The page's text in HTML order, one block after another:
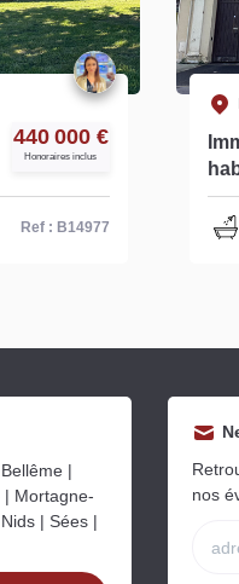
440 000 €
Honoraires inclus
Ref : B14977
|
| Mortagne-
| Sées |
nos